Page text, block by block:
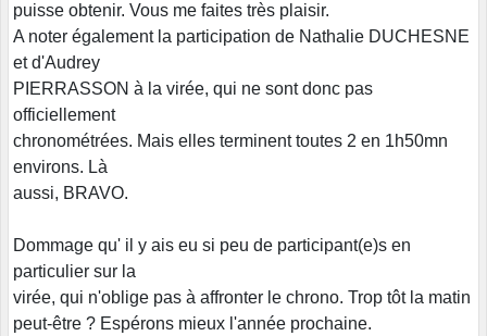
puisse obtenir. Vous me faites très plaisir.
A noter également la participation de Nathalie DUCHESNE
et d'Audrey
PIERRASSON à la virée, qui ne sont donc pas
officiellement
chronométrées. Mais elles terminent toutes 2 en 1h50mn
environs. Là
aussi, BRAVO.
Dommage qu' il y ais eu si peu de participant(e)s en
particulier sur la
virée, qui n'oblige pas à affronter le chrono. Trop tôt la matin
peut-être ? Espérons mieux l'année prochaine.